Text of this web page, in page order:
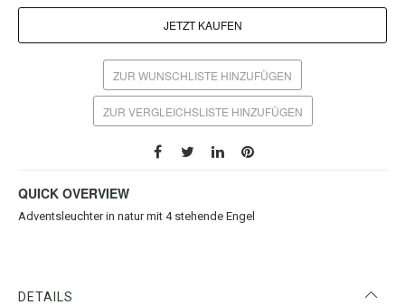
JETZT KAUFEN
ZUR WUNSCHLISTE HINZUFÜGEN
ZUR VERGLEICHSLISTE HINZUFÜGEN
QUICK OVERVIEW
Adventsleuchter in natur mit 4 stehende Engel
DETAILS